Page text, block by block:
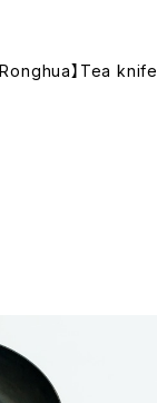
Ronghua】Tea knife